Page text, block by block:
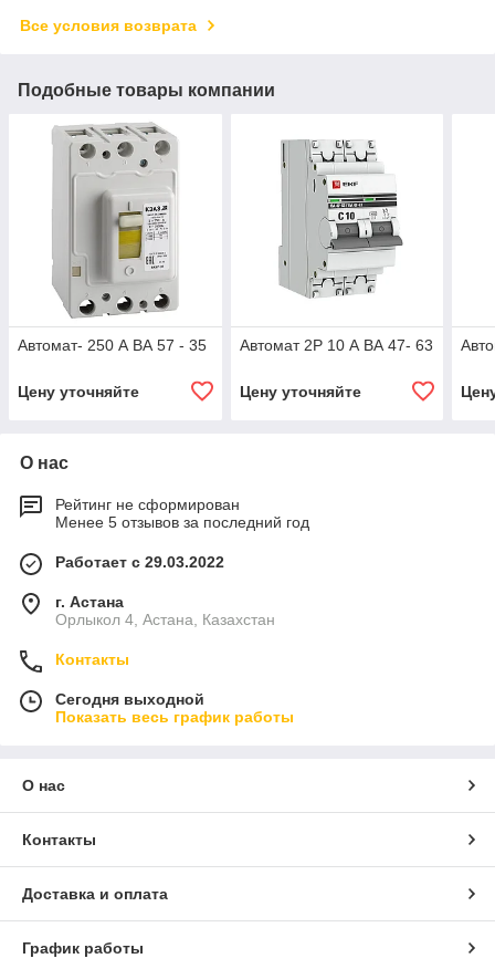
Все условия возврата
Подобные товары компании
Автомат- 250 А ВА 57 - 35
Цену уточняйте
Автомат 2Р 10 А ВА 47- 63
Цену уточняйте
О нас
Рейтинг не сформирован
Менее 5 отзывов за последний год
Работает с 29.03.2022
г. Астана
Орлыкол 4, Астана, Казахстан
Контакты
Сегодня выходной
Показать весь график работы
О нас
Контакты
Доставка и оплата
График работы